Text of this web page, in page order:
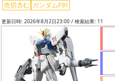
売切含む ガンダムF91
フ
更新日時: 2026年8月2日23:00 / 検索結果: 11